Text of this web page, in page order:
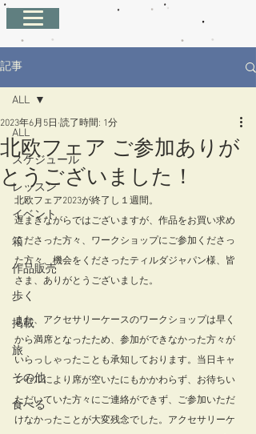
記事
ALL
スケジュール
レッスン
イベント
箱
作品販売
歩く
掲載
旅
その他
食べる
ALL
北欧フェア ご参加ありが
とうございました！
2023年6月5日 読了時間: 1分
北欧フェア2023が終了し１週間。
遅まきながらではございますが、作品をお買い求め
くださった方々、ワークショップにご参加くださっ
た方々、機会をくださったティルダジャパン様、皆
さま、ありがとうございました。
また、アクセサリーケースのワークショップは早く
から満席となったため、参加ができなかった方々が
いらっしゃったことも承知しております。当日キャ
ンセルにより席が空いたにもかかわらず、お待ちい
ただいていた方々にご連絡ができず、ご参加いただ
けなかったことが大変残念でした。アクセサリーケ